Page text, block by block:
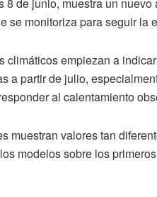
se monitoriza para seguir la
climáticos empiezan a
a partir de julio,
al calentamiento
muestran valores tan
modelos sobre los